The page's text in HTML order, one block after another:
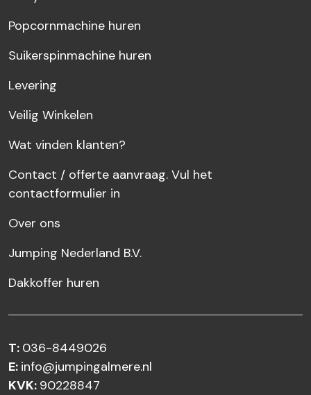
Popcornmachine huren
Suikerspinmachine huren
Levering
Veilig Winkelen
Wat vinden klanten?
Contact / offerte aanvraag. Vul het
contactformulier in
Over ons
Jumping Nederland B.V.
Dakkoffer huren
T: 036-8449026
E: info@jumpingalmere.nl
KVK: 90228847